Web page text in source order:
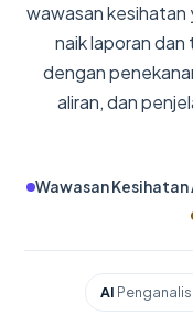
wawasan kesihatan
naik laporan dan
dengan
aliran, dan
Wawasan Kesihatan
AI